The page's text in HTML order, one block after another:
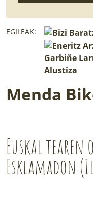
EGILEAK:
Garbiñe
Alustiza
Menda
Euskal tearen
Esklamadon